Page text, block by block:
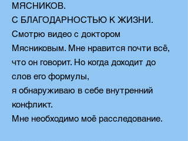
МЯСНИКОВ.
С БЛАГОДАРНОСТЬЮ К ЖИЗНИ.
Смотрю видео с доктором
Мясниковым. Мне нравится почти всё,
что он говорит. Но когда доходит до
слов его формулы,
я обнаруживаю в себе внутренний
конфликт.
Мне необходимо моё расследование.